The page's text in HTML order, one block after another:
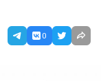
0